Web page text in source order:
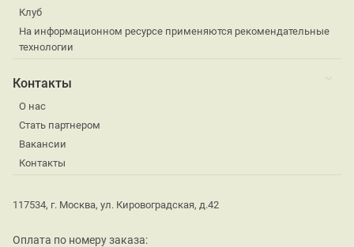
Клуб
На информационном ресурсе применяются рекомендательные
технологии
Контакты
О нас
Стать партнером
Вакансии
Контакты
117534, г. Москва, ул. Кировоградская, д.42
Оплата по номеру заказа: